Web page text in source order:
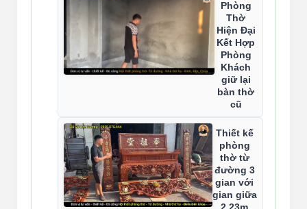
Phòng
Thờ
Hiện Đại
Kết Hợp
Phòng
Khách
giữ lại
bàn thờ
cũ
Thiết kế
phòng
thờ từ
đường 3
gian với
gian giữa